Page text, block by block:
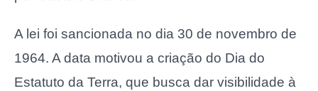
A lei foi sancionada no dia 30 de novembro de
1964. A data motivou a criação do Dia do
Estatuto da Terra, que busca dar visibilidade à